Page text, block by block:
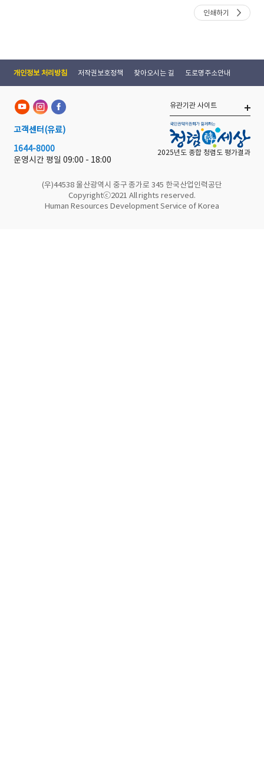
인쇄하기
개인정보 처리방침 저작권보호정책 찾아오시는 길 도로명주소안내
고객센터 (유료)
1644-8000
운영시간 평일 09:00 - 18:00
(우)44538 울산광역시 중구 종가로 345 한국산업인력공단
Copyrightⓒ2021 All rights reserved.
Human Resources Development Service of Korea
유관기관 사이트
2025년도 종합 청렴도 평가결과